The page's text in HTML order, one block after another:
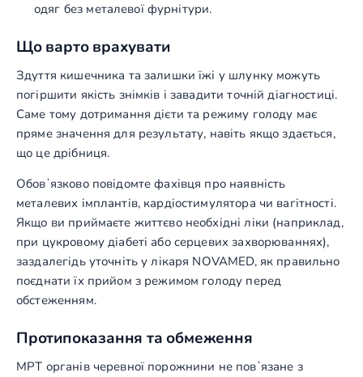
одяг без металевої фурнітури.
Що варто врахувати
Здуття кишечника та залишки їжі у шлунку можуть
погіршити якість знімків і завадити точній діагностиці.
Саме тому дотримання дієти та режиму голоду має
пряме значення для результату, навіть якщо здається,
що це дрібниця.
Обовʼязково повідомте фахівця про наявність
металевих імплантів, кардіостимулятора чи вагітності.
Якщо ви приймаєте життєво необхідні ліки (наприклад,
при цукровому діабеті або серцевих захворюваннях),
заздалегідь уточніть у лікаря NOVAMED, як правильно
поєднати їх прийом з режимом голоду перед
обстеженням.
Протипоказання та обмеження
МРТ органів черевної порожнини не повʼязане з